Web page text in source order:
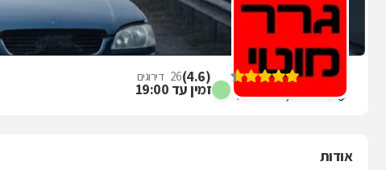
זמין עד 19:00
גרר מוטי (
4.6
)
26 דירוגים
מרלא 11, באר שבע
אודות